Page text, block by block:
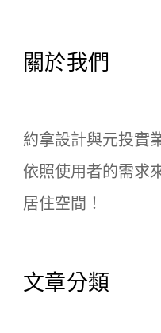
關於我們
約拿設計與元投實
依照使用者的需求
居住空間！
文章分類